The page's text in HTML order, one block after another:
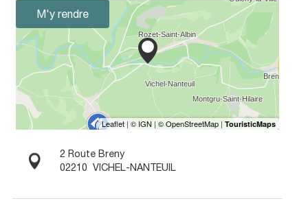
M'y rendre
2 Route Breny
02210 VICHEL-NANTEUIL